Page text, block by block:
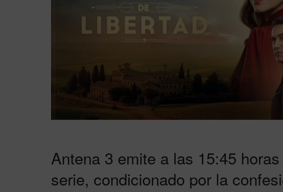
Antena 3 emite a las 15:45
serie, condicionado por la